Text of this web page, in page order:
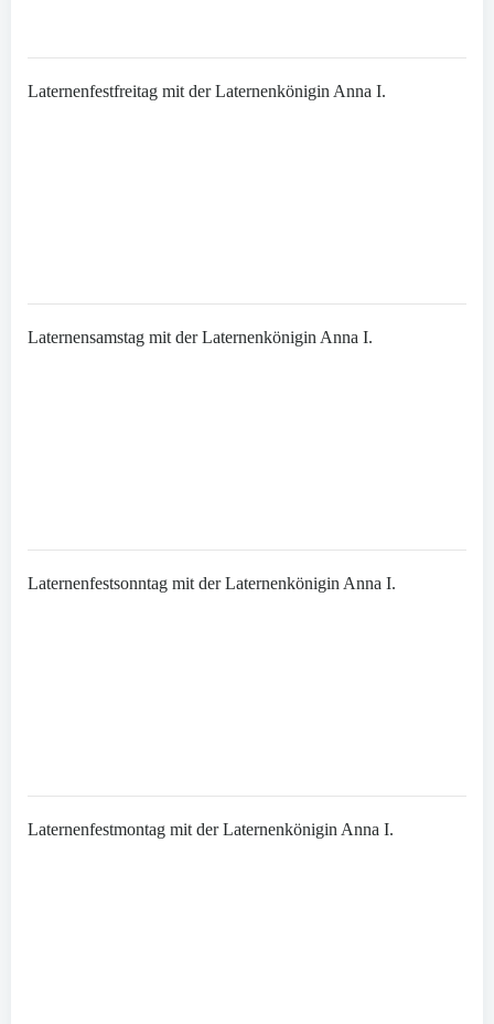
Laternenfestfreitag mit der Laternenkönigin Anna I.
Laternensamstag mit der Laternenkönigin Anna I.
Laternenfestsonntag mit der Laternenkönigin Anna I.
Laternenfestmontag mit der Laternenkönigin Anna I.